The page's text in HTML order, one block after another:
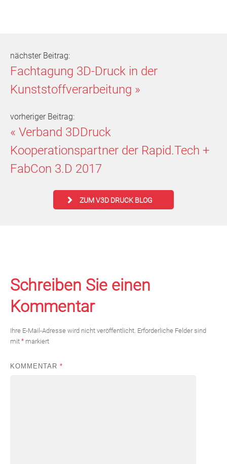
nächster Beitrag:
Fachtagung 3D-Druck in der
Kunststoffverarbeitung »
vorheriger Beitrag:
« Verband 3DDruck
Kooperationspartner der Rapid.Tech +
FabCon 3.D 2017
ZUM V3D DRUCK BLOG
Schreiben Sie einen
Kommentar
Ihre E-Mail-Adresse wird nicht veröffentlicht. Erforderliche Felder sind
mit * markiert
KOMMENTAR *